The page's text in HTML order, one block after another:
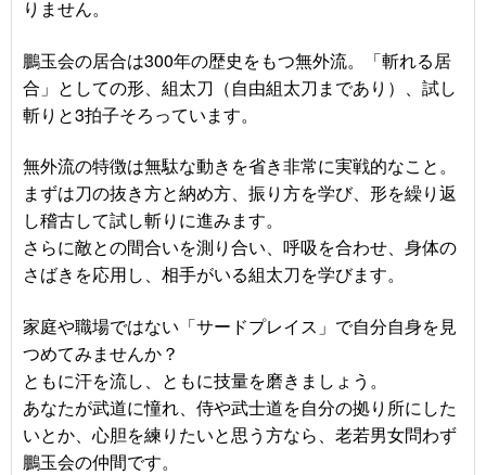
りません。
鵬玉会の居合は300年の歴史をもつ無外流。「斬れる居
合」としての形、組太刀（自由組太刀まであり）、試し
斬りと3拍子そろっています。
無外流の特徴は無駄な動きを省き非常に実戦的なこと。
まずは刀の抜き方と納め方、振り方を学び、形を繰り返
し稽古して試し斬りに進みます。
さらに敵との間合いを測り合い、呼吸を合わせ、身体の
さばきを応用し、相手がいる組太刀を学びます。
家庭や職場ではない「サードプレイス」で自分自身を見
つめてみませんか？
ともに汗を流し、ともに技量を磨きましょう。
あなたが武道に憧れ、侍や武士道を自分の拠り所にした
いとか、心胆を練りたいと思う方なら、老若男女問わず
鵬玉会の仲間です。